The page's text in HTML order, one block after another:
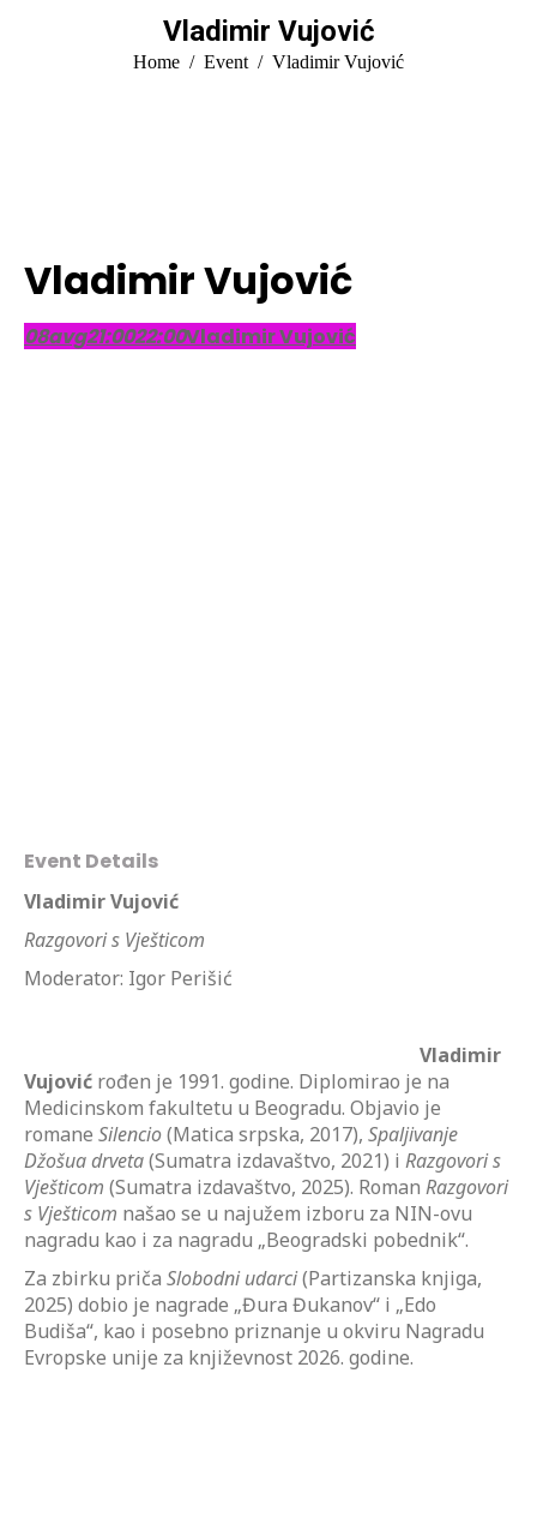
Vladimir Vujović
You are here:
Home Event Vladimir Vujović
Vladimir Vujović
08avg21:0022:00Vladimir Vujović
Event Details
Vladimir Vujović
Razgovori s Vješticom
Moderator: Igor Perišić
Vladimir
Vujović rođen je 1991. godine. Diplomirao je na
Medicinskom fakultetu u Beogradu. Objavio je
romane Silencio(Matica srpska, 2017), Spaljivanje
Džošua drveta(Sumatra izdavaštvo, 2021) i Razgovori s
Vješticom (Sumatra izdavaštvo, 2025). Roman Razgovori
s Vješticom našao se u najužem izboru za NIN-ovu
nagradu kao i za nagradu „Beogradski pobednik“.
Za zbirku priča Slobodni udarci(Partizanska knjiga,
2025) dobio je nagrade „Đura Đukanov“ i „Edo
Budiša“, kao i posebno priznanje u okviru Nagradu
Evropske unije za književnost 2026. godine.